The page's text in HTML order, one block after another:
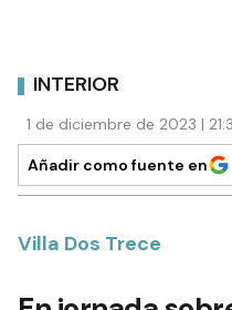
INTERIOR
1 de diciembre de 2023 |
Añadir como fuente en
Villa Dos Trece